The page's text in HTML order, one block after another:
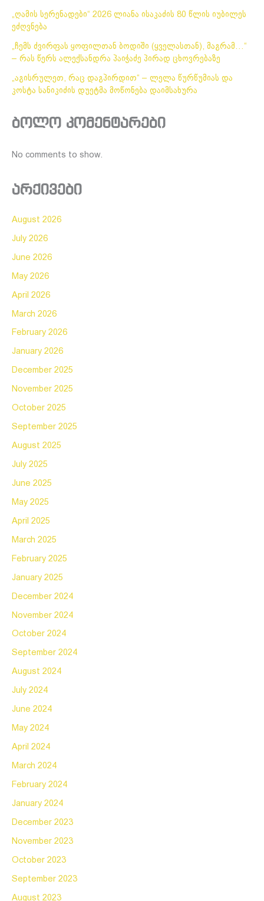
„ღამის სერენადები“ 2026 ლიანა ისაკაძის 80 წლის იუბილეს
ეძღვნება
„ჩემს ძვირფას ყოფილთან ბოდიში (ყველასთან), მაგრამ…“
– რას წერს ალექსანდრა პაიჭაძე პირად ცხოვრებაზე
„აგისრულეთ, რაც დაგპირდით“ – ლელა წურწუმიას და
კოსტა სანიკიძის დუეტმა მოწონება დაიმსახურა
ბოლო კომენტარები
No comments to show.
არქივები
August 2026
July 2026
June 2026
May 2026
April 2026
March 2026
February 2026
January 2026
December 2025
November 2025
October 2025
September 2025
August 2025
July 2025
June 2025
May 2025
April 2025
March 2025
February 2025
January 2025
December 2024
November 2024
October 2024
September 2024
August 2024
July 2024
June 2024
May 2024
April 2024
March 2024
February 2024
January 2024
December 2023
November 2023
October 2023
September 2023
August 2023